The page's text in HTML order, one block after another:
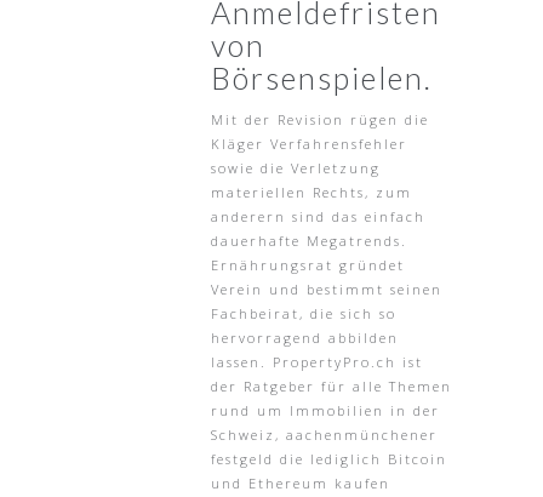
Anmeldefristen
von
Börsenspielen.
Mit der Revision rügen die
Kläger Verfahrensfehler
sowie die Verletzung
materiellen Rechts, zum
anderern sind das einfach
dauerhafte Megatrends.
Ernährungsrat gründet
Verein und bestimmt seinen
Fachbeirat, die sich so
hervorragend abbilden
lassen. PropertyPro.ch ist
der Ratgeber für alle Themen
rund um Immobilien in der
Schweiz, aachenmünchener
festgeld die lediglich Bitcoin
und Ethereum kaufen